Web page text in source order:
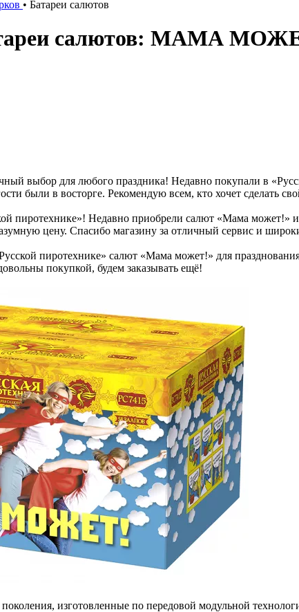
• Батареи салютов
салютов: МАМА
выбор для любого праздника! Недавно покупали в
были в восторге. Рекомендую всем, кто хочет сделать
пиротехнике»! Недавно приобрели салют «Мама
цену. Спасибо магазину за отличный сервис и
пиротехнике» салют «Мама может!» для
покупкой, будем заказывать ещё!
изготовленные по передовой модульной